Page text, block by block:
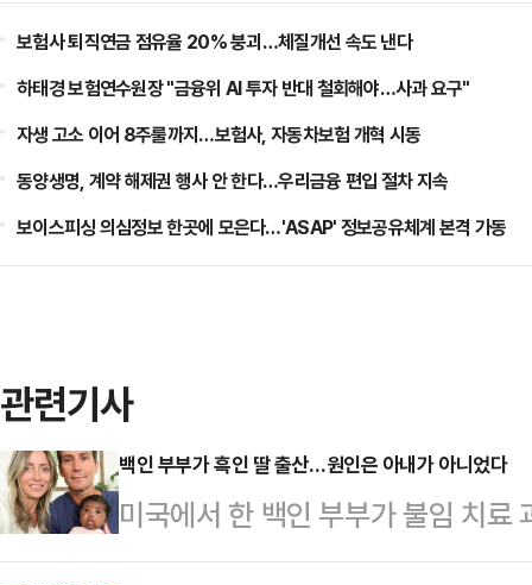
보험사 퇴직연금 점유율 20% 붕괴…체질개선 속도 낸다
하태경 보험연수원장 "금융위 AI 투자 반대 철회해야…사과 요구"
자생 고소 이어 8주룰까지…보험사, 자동차보험 개혁 시동
동양생명, 계약 해제권 행사 안 한다…우리금융 편입 절차 지속
보이스피싱 의심정보 한곳에 모은다…'ASAP' 정보공유체계 본격 가동
관련기사
백인 부부가 흑인 딸 출산…원인은 아내가 아니었다
미국에서 한 백인 부부가 불임 치료
해 생물학적 관계가 없는 흑인 아